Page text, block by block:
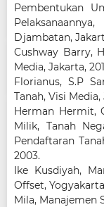
Pembentukan
Djambatan,
Cushway Barry,
Media, Jakarta,
Florianus, S.P
Tanah, Visi
Herman Hermit,
Milik, Tanah
Pendaftaran
2003.
Ike Kusdiyah,
Offset,
Mila, Manajemen